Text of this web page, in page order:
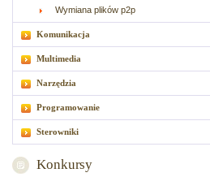
Wymiana plików p2p
Komunikacja
Multimedia
Narzędzia
Programowanie
Sterowniki
Konkursy